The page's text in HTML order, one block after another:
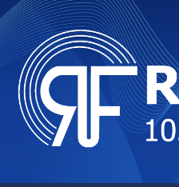
Skip
to
content